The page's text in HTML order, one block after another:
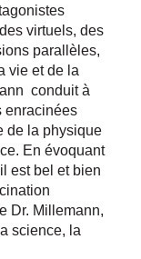
virtuels, des
parallèles,
vie et de la
conduit à
enracinées
de la physique
En évoquant
est bel et bien
Dr. Millemann,
science, la